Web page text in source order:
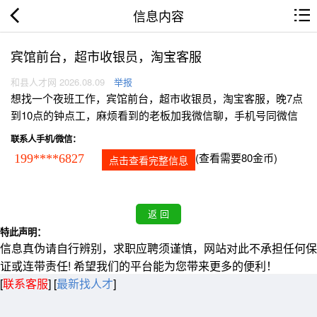
信息内容
宾馆前台，超市收银员，淘宝客服
和县人才网 2026.08.09 举报
想找一个夜班工作，宾馆前台，超市收银员，淘宝客服，晚7点
到10点的钟点工，麻烦看到的老板加我微信聊，手机号同微信
联系人手机/微信：
199****6827 点击查看完整信息 (查看需要80金币)
特此声明：
信息真伪请自行辨别，求职应聘须谨慎，网站对此不承担任何保
证或连带责任! 希望我们的平台能为您带来更多的便利！
[联系客服] [最新找人才]